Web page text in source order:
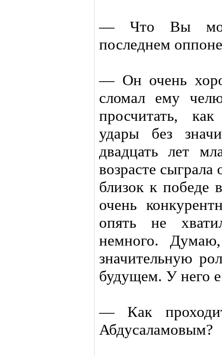
— Что Вы
последнем
— Он очень
сломал ему
просчитать,
удары без
двадцать лет
возрасте
близок к победе
очень
опять не
немного.
значительную
будущем. У него
— Как
Абдусаламовым?